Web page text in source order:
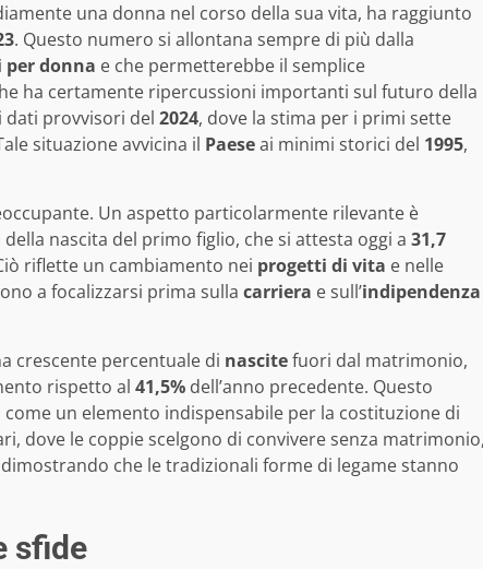
una donna nel corso della sua vita, ha raggiunto
. Questo numero si allontana sempre di più dalla
per donna e che permetterebbe il semplice
ha certamente ripercussioni importanti sul futuro della
dati provvisori del 2024, dove la stima per i primi sette
situazione avvicina il Paeseai minimi storici del 1995,
Un aspetto particolarmente rilevante è
nascita del primo figlio, che si attesta oggi a 31,7
riflette un cambiamento nei progetti di vita e nelle
a focalizzarsi prima sulla carriera e sull’indipendenza
crescente percentuale di nascitefuori dal matrimonio,
rispetto al 41,5% dell’anno precedente. Questo
un elemento indispensabile per la costituzione di
dove le coppie scelgono di convivere senza
che le tradizionali forme di legame stanno
sfide